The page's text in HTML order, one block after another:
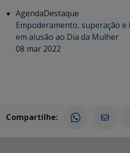
AgendaDestaque
Empoderamento, superação
em alusão ao Dia da Mulher
08 mar 2022
Compartilhe: